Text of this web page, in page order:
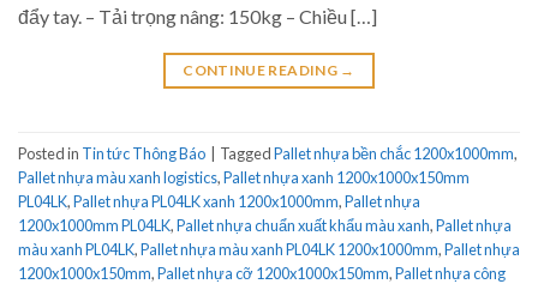
đẩy tay. – Tải trọng nâng: 150kg – Chiều […]
CONTINUE READING →
Posted in Tin tức Thông Báo | TaggedPallet nhựa bền chắc 1200x1000mm,
Pallet nhựa màu xanh logistics,Pallet nhựa xanh 1200x1000x150mm
PL04LK,Pallet nhựa PL04LK xanh 1200x1000mm,Pallet nhựa
1200x1000mm PL04LK,Pallet nhựa chuẩn xuất khẩu màu xanh,Pallet nhựa
màu xanh PL04LK,Pallet nhựa màu xanh PL04LK 1200x1000mm,Pallet nhựa
1200x1000x150mm,Pallet nhựa cỡ 1200x1000x150mm,Pallet nhựa công